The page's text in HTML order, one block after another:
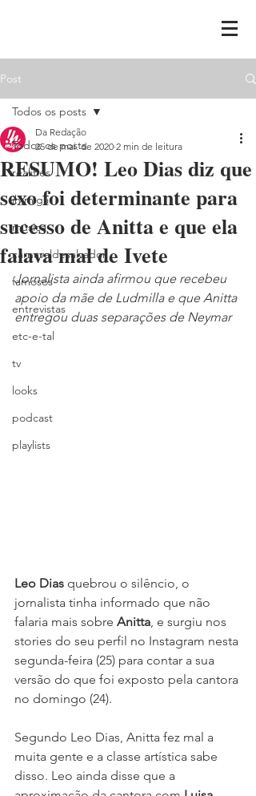
Post
Todos os posts
realities
ih,miga
música
carnavaldesalvador
famosos
entrevistas
etc-e-tal
tv
looks
podcast
playlists
Todos os posts
RESUMO! Leo Dias diz que
sexo foi determinante para
sucesso de Anitta e que ela
falava mal de Ivete
Da Redação
25 de mai. de 2020 2 min de leitura
Jornalista ainda afirmou que recebeu
apoio da mãe de Ludmilla e que Anitta
entregou duas separações de Neymar
Leo Dias quebrou o silêncio, o
jornalista tinha informado que não
falaria mais sobre Anitta, e surgiu nos
stories do seu perfil no Instagram nesta
segunda-feira (25) para contar a sua
versão do que foi exposto pela cantora
no domingo (24).
Segundo Leo Dias, Anitta fez mal a
muita gente e a classe artística sabe
disso. Leo ainda disse que a